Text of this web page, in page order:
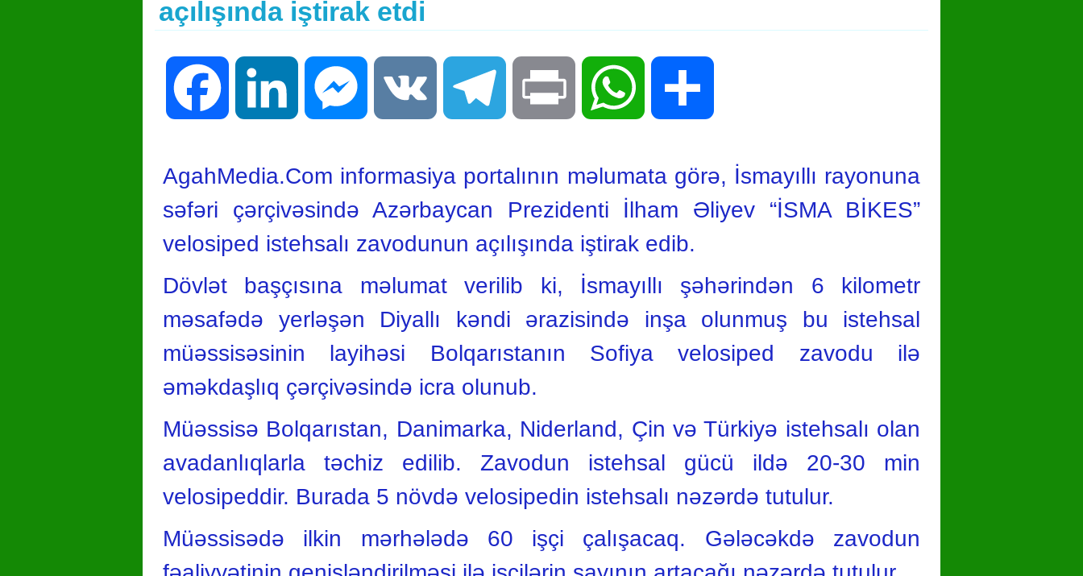
açılışında iştirak etdi
Facebook LinkedIn Messenger VK Print WhatsApp
AgahMedia.Com informasiya portalının məlumata görə, İsmayıllı rayonuna
səfəri çərçivəsində Azərbaycan Prezidenti İlham Əliyev “İSMA BİKES”
velosiped istehsalı zavodunun açılışında iştirak edib.
Dövlət başçısına məlumat verilib ki, İsmayıllı şəhərindən 6 kilometr
məsafədə yerləşən Diyallı kəndi ərazisində inşa olunmuş bu istehsal
müəssisəsinin layihəsi Bolqarıstanın Sofiya velosiped zavodu ilə
əməkdaşlıq çərçivəsində icra olunub.
Müəssisə Bolqarıstan, Danimarka, Niderland, Çin və Türkiyə istehsalı olan
avadanlıqlarla təchiz edilib. Zavodun istehsal gücü ildə 20-30 min
velosipeddir. Burada 5 növdə velosipedin istehsalı nəzərdə tutulur.
Müəssisədə ilkin mərhələdə 60 işçi çalışacaq. Gələcəkdə zavodun